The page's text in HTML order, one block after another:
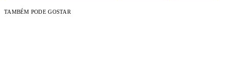
TAMBÉM PODE GOSTAR